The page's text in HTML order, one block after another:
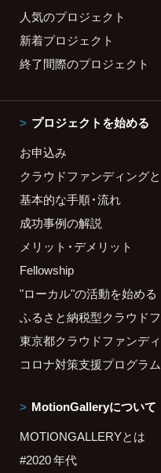
人気のプロジェクト
新着プロジェクト
終了間際のプロジェクト
プロジェクトを始める
お申込み
クラウドファンディング
基本的な手順・流れ
成功事例の解説
メリット・デメリット
Fellowship
"ローカル"の活動を始める
ふるさと納税型クラウド
東京都クラウドファンデ
コロナ対策支援プログラ
MotionGalleryについて
MOTIONGALLERYとは
#2020 年代